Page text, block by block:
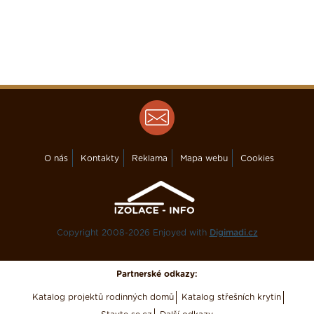
Zateplování dřevostavby
5.
O nás Kontakty Reklama Mapa webu Cookies
Copyright 2008-2026 Enjoyed with Digimadi.cz
Partnerské odkazy:
Katalog projektů rodinných domů Katalog střešních krytin